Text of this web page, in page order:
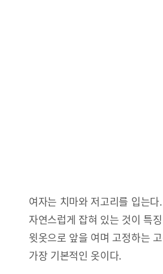
여자는 치마와 저고리를 입는
자연스럽게 잡혀 있는 것이 특
윗옷으로 앞을 여며 고정하는
가장 기본적인 옷이다.